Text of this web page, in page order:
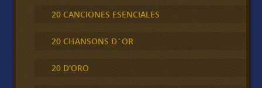
20 CANCIONES ESENCIALES
20 CHANSONS D´OR
20 D'ORO